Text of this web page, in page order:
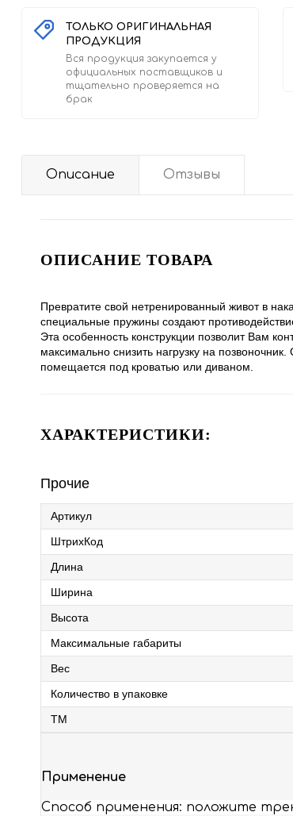
ТОЛЬКО ОРИГИНАЛЬНАЯ
ПРОДУКЦИЯ
Вся продукция закупается у
официальных поставщиков и
тщательно проверяется на
брак
Описание Отзывы
ОПИСАНИЕ ТОВАРА
Превратите свой нетренированный живот в
специальные пружины создают
Эта особенность конструкции позволит Вам
максимально снизить нагрузку на
помещается под кроватью или диваном.
ХАРАКТЕРИСТИКИ:
Прочие
Артикул
ШтрихКод
Длина
Ширина
Высота
Максимальные габариты
Вес
Количество в упаковке
ТМ
Применение
Способ применения: положите